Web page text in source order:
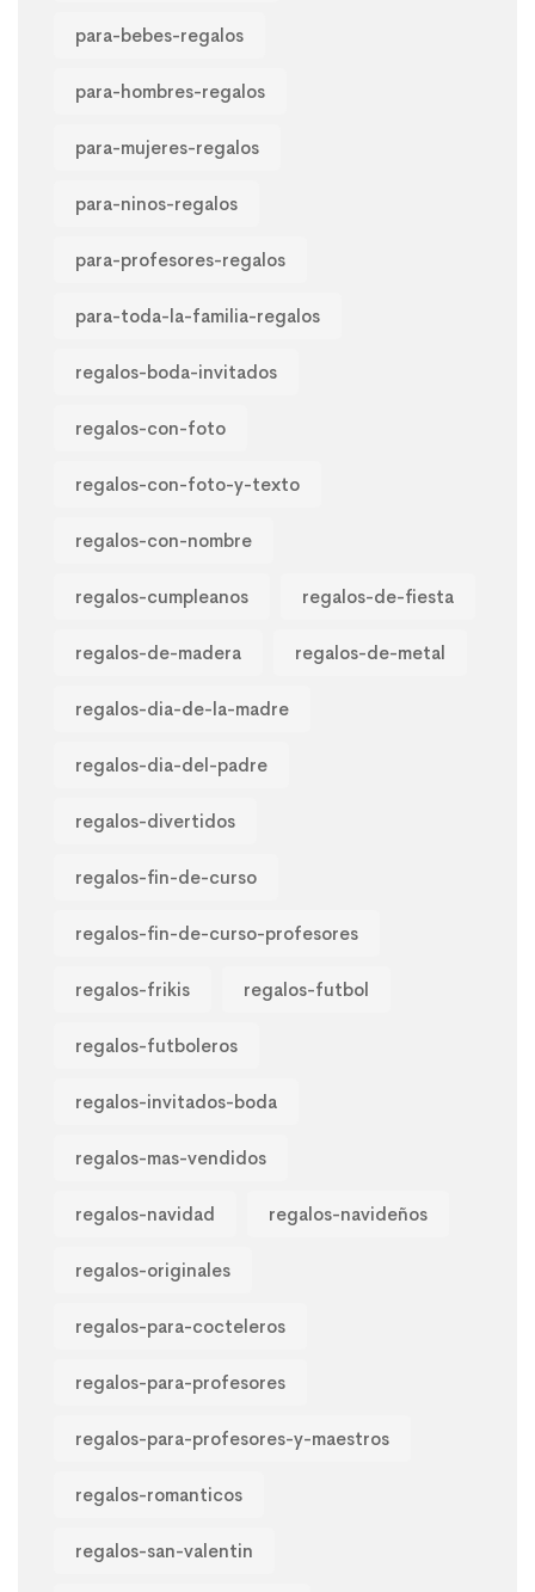
para-bebes-regalos
para-hombres-regalos
para-mujeres-regalos
para-ninos-regalos
para-profesores-regalos
para-toda-la-familia-regalos
regalos-boda-invitados
regalos-con-foto
regalos-con-foto-y-texto
regalos-con-nombre
regalos-cumpleanos regalos-de-fiesta
regalos-de-madera regalos-de-metal
regalos-dia-de-la-madre
regalos-dia-del-padre
regalos-divertidos
regalos-fin-de-curso
regalos-fin-de-curso-profesores
regalos-frikis regalos-futbol
regalos-futboleros
regalos-invitados-boda
regalos-mas-vendidos
regalos-navidad regalos-navideños
regalos-originales
regalos-para-cocteleros
regalos-para-profesores
regalos-para-profesores-y-maestros
regalos-romanticos
regalos-san-valentin